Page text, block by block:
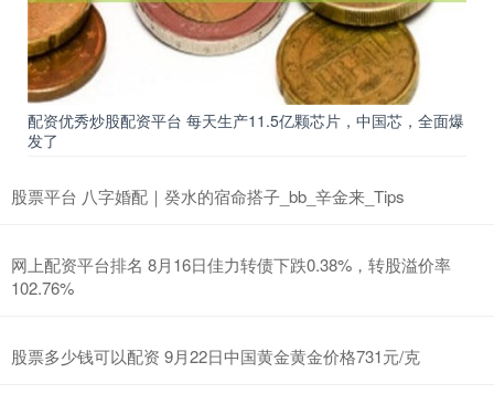
配资优秀炒股配资平台 每天生产11.5亿颗芯片，中国芯，全面爆
发了
股票平台 八字婚配｜癸水的宿命搭子_bb_辛金来_Tips
网上配资平台排名 8月16日佳力转债下跌0.38%，转股溢价率
102.76%
股票多少钱可以配资 9月22日中国黄金黄金价格731元/克